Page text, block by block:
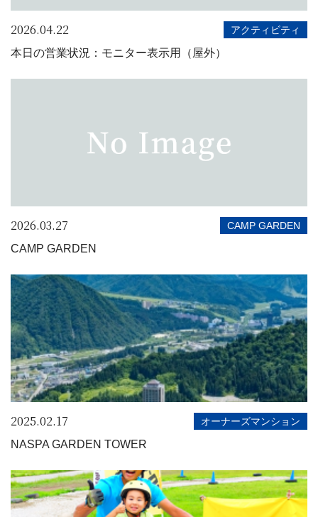
2026.04.22 アクティビティ
本日の営業状況：モニター表示用（屋外）
2026.03.27 CAMP GARDEN
CAMP GARDEN
2025.02.17 オーナーズマンション
NASPA GARDEN TOWER